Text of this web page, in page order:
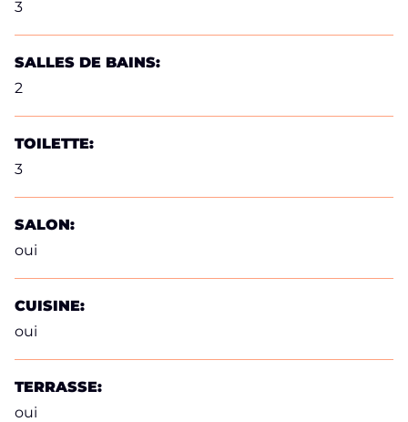
3
SALLES DE BAINS:
2
TOILETTE:
3
SALON:
oui
CUISINE:
oui
TERRASSE:
oui